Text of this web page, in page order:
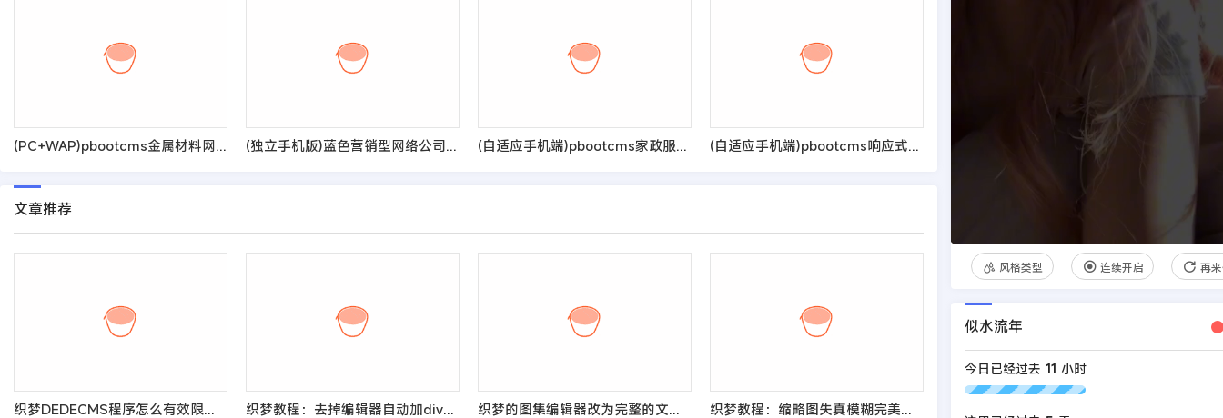
(PC+WAP)pbootcms金属材料网站模板 蓝色钢材板材加工网站源码 (独立手机版)蓝色营销型网络公司手机网站模板 通用企业网站wap网站源码 (自适应手机端)pbootcms家政服务公司网站模板 (自适应手机端)pbootcms响应式数码电子产品网站模板 html5智能音响设备网站源码
文章推荐
织梦DEDECMS程序怎么有效限制会员发稿数量的方法详解 织梦教程：去掉编辑器自动加div的方法即大小字情况 织梦的图集编辑器改为完整的文章编辑器的教程 织梦教程：缩略图失真模糊完美解决方法
风格类型 连续开启 再
似水流年
今日已经过去 11 小时